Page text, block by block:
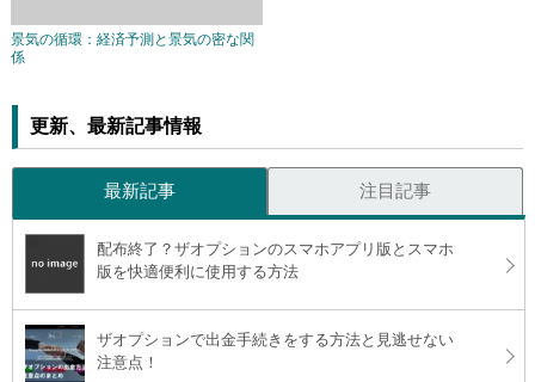
景気の循環：経済予測と景気の密な関
係
更新、最新記事情報
最新記事 注目記事
配布終了？ザオプションのスマホアプリ版とスマホ
版を快適便利に使用する方法
ザオプションで出金手続きをする方法と見逃せない
注意点！